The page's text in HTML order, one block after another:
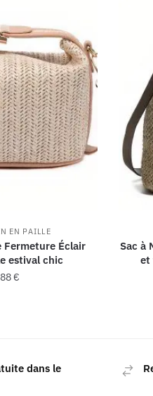
EN PAILLE
Fermeture Éclair
estival chic
€
Sac à
et
dans le